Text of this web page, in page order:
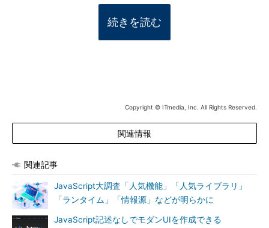
続きを読む
Copyright © ITmedia, Inc. All Rights Reserved.
関連情報
関連記事
JavaScript大調査「人気機能」「人気ライブラリ」
「ランタイム」「情報源」などが明らかに
JavaScript記述なしでモダンUIを作成できる